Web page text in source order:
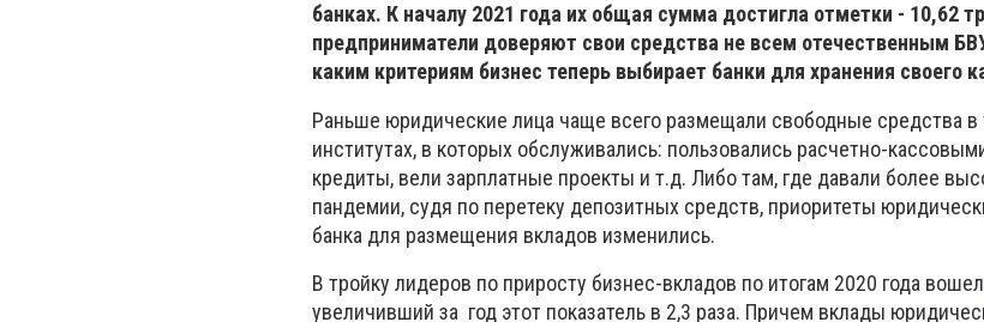
банках. К началу 2021 года их общая сумма достигла отметки - 10,62
предприниматели доверяют свои средства не всем отечественным
каким критериям бизнес теперь выбирает банки для хранения своего
Раньше юридические лица чаще всего размещали свободные средства в
институтах, в которых обслуживались: пользовались расчетно-
кредиты, вели зарплатные проекты и т.д. Либо там, где давали более
пандемии, судя по перетеку депозитных средств, приоритеты
банка для размещения вкладов изменились.
В тройку лидеров по приросту бизнес-вкладов по итогам 2020 года вошел
увеличивший за год этот показатель в 2,3 раза. Причем вклады